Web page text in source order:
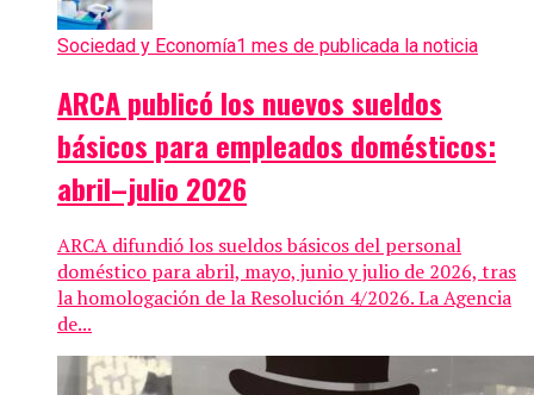
Sociedad y Economía1 mes de publicada la noticia
ARCA publicó los nuevos sueldos
básicos para empleados domésticos:
abril–julio 2026
ARCA difundió los sueldos básicos del personal
doméstico para abril, mayo, junio y julio de 2026, tras
la homologación de la Resolución 4/2026. La Agencia
de...